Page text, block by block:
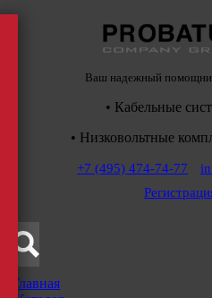
Ваш надежный
• Кабельные
• Низковольтные
+7 (495) 474-74-77
Главная